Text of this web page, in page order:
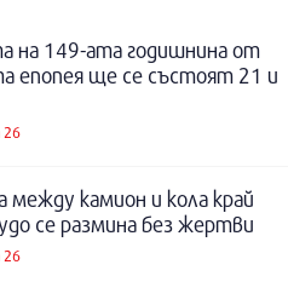
на 149-ата годишнина от
епопея ще се състоят 21 и
26
камион и кола край
се размина без жертви
26